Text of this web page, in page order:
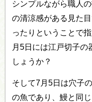
シンプルながら職人
の清涼感がある見た
ったりということで
月5日には江戸切子
しょうか？
そして7月5日は穴子
の魚であり、鰻と同